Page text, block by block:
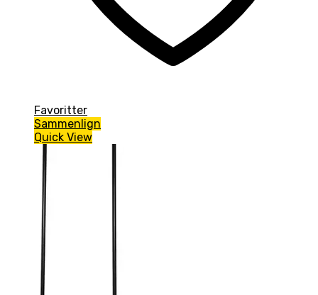
Favoritter
Sammenlign
Quick View